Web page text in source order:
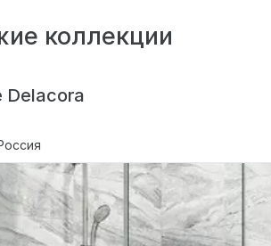
коллекции
Delacora